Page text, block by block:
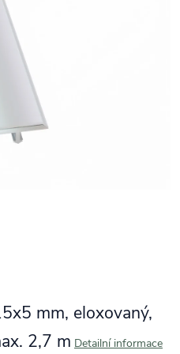
mm, eloxovaný,
2,7 m Detailní informace